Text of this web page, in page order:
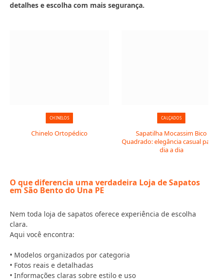
detalhes e escolha com mais segurança.
CHINELOS
Chinelo Ortopédico
CALÇADOS
Sapatilha Mocassim Bico
Quadrado: elegância casual para
dia a dia
O que diferencia uma verdadeira Loja de Sapatos
em São Bento do Una PE
Nem toda loja de sapatos oferece experiência de escolha
clara.
Aqui você encontra:
• Modelos organizados por categoria
• Fotos reais e detalhadas
• Informações claras sobre estilo e uso